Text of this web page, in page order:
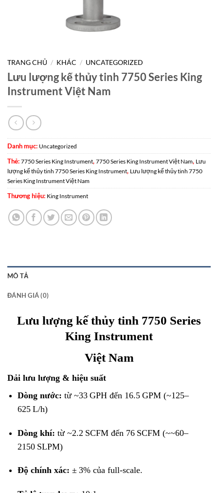
TRANG CHỦ / KHÁC / UNCATEGORIZED
Lưu lượng kế thủy tinh 7750 Series King
Instrument Việt Nam
Danh mục: Uncategorized
Thẻ: 7750 Series King Instrument, 7750 Series King Instrument Việt Nam, Lưu
lượng kế thủy tinh 7750 Series King Instrument, Lưu lượng kế thủy tinh 7750
Series King Instrument Việt Nam
Thương hiệu: King Instrument
MÔ TẢ
ĐÁNH GIÁ (0)
Lưu lượng kế thủy tinh 7750 Series
King Instrument
Việt Nam
Dải lưu lượng & hiệu suất
Dòng nước: từ ~33 GPH đến 16.5 GPM (~125–
625 L/h)
Dòng khí: từ ~2.2 SCFM đến 76 SCFM (~~60–
2150 SLPM)
Độ chính xác: ± 3% của full-scale.